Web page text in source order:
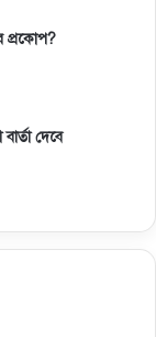
প্রকোপ?
দেবে